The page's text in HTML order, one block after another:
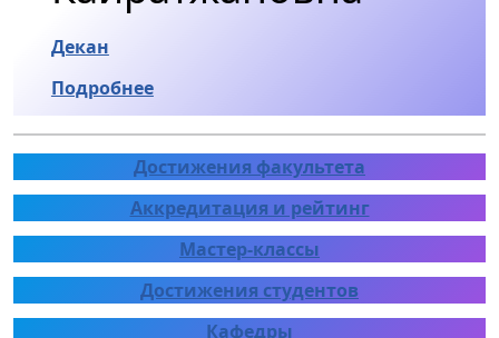
Декан
Подробнее
Достижения факультета
Аккредитация и рейтинг
Мастер-классы
Достижения студентов
Кафедры